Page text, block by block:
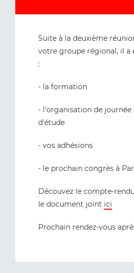
Suite à la deuxième
votre groupe régional, il a
:
- la formation
- l'organisation de journée
d'étude
- vos adhésions
- le prochain congrès à
Découvez le compte-
le document joint ici
Prochain rendez-vous